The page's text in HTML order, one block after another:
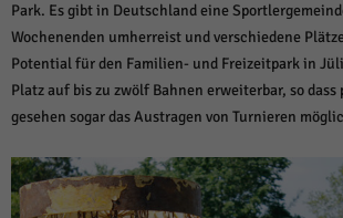
Park. Es gibt in Deutschland eine
Wochenenden umherreist und verschiedene
Potential für den Familien- und Freizeitpark in
Platz auf bis zu zwölf Bahnen erweiterbar, so dass
gesehen sogar das Austragen von Turnieren